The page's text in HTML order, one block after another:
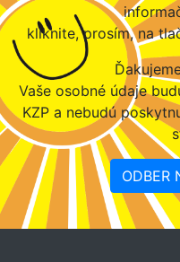
kliknite, prosím, na
Vaše osobné údaje
KZP a nebudú
ODBER